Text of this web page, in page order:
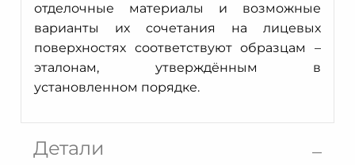
отделочные материалы и возможные
варианты их сочетания на лицевых
поверхностях соответствуют образцам –
эталонам, утверждённым в
установленном порядке.
Детали